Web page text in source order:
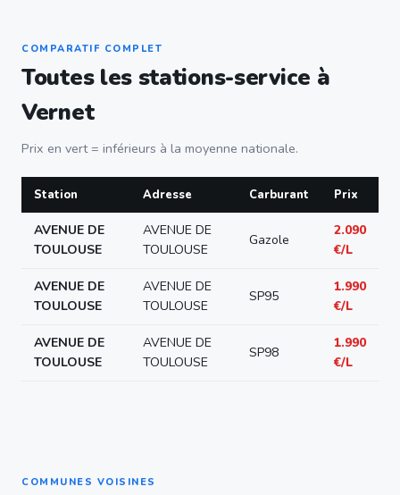
COMPARATIF COMPLET
Toutes les stations-service à
Vernet
Prix en vert = inférieurs à la moyenne nationale.
Station Adresse Carburant Prix
AVENUE DE
TOULOUSE
AVENUE DE
TOULOUSE
Gazole
2.090
€/L
AVENUE DE
TOULOUSE
AVENUE DE
TOULOUSE
SP95
1.990
€/L
AVENUE DE
TOULOUSE
AVENUE DE
TOULOUSE
SP98
1.990
€/L
COMMUNES VOISINES